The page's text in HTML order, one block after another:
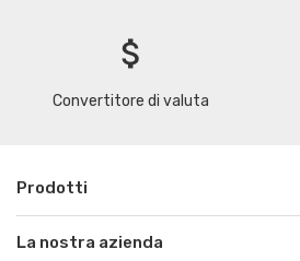
attach_money
Convertitore di valuta
Prodotti
La nostra azienda